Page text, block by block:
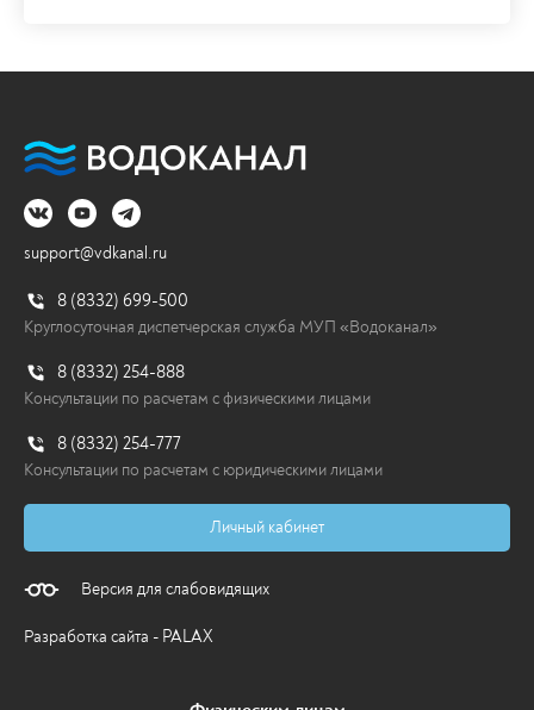
мероприятия по федеральной
программе реконструкции сетей
федеральной программе реконструкции...
20.07.2026
support@vdkanal.ru
8 (8332) 699-500
Круглосуточная диспетчерская служба МУП «Водоканал»
8 (8332) 254-888
Консультации по расчетам с физическими лицами
8 (8332) 254-777
Консультации по расчетам с юридическими лицами
Личный кабинет
Версия для слабовидящих
Разработка сайта - PALAX